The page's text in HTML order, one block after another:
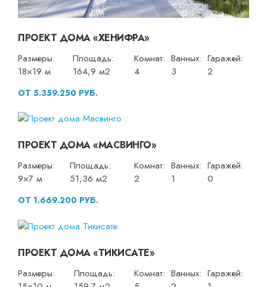
ПРОЕКТ ДОМА «ХЕНИФРА»
Размеры:
18×19 м
Площадь:
164,9 м2
Комнат:
4
Ванных:
3
Гаражей:
2
ОТ 5.359.250 РУБ.
ПРОЕКТ ДОМА «МАСВИНГО»
Размеры:
9×7 м
Площадь:
51,36 м2
Комнат:
2
Ванных:
1
Гаражей:
0
ОТ 1.669.200 РУБ.
ПРОЕКТ ДОМА «ТИКИСАТЕ»
Размеры:
Площадь:
Комнат: Ванных: Гаражей: